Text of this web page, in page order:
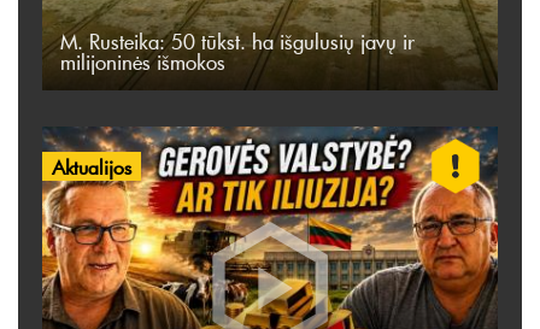
M. Rusteika: 50 tūkst. ha išgulusių javų ir
milijoninės išmokos
Aktualijos